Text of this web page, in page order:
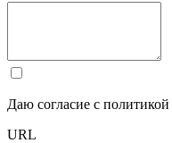
Даю согласие с политикой
URL